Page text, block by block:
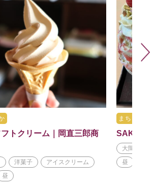
トクリーム｜岡直三郎商
洋菓子
アイスクリーム
昼
まちなか
SAKURA
大間々
昼